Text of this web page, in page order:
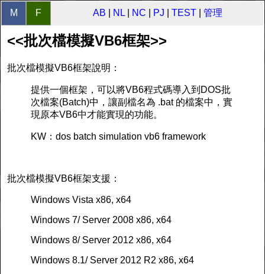
M F AB NL| NC PJ TEST 管理
<<批次檔模擬VB6框架>>
批次檔模擬VB6框架說明：
提供一個框架，可以將VB6程式碼導入到DOS批
次檔案(Batch)中，讓副檔名為 .bat 的檔案中，實
現原本VB6中才能實現的功能。
KW：dos batch simulation vb6 framework
批次檔模擬VB6框架支援：
Windows Vista x86, x64
Windows 7/ Server 2008 x86, x64
Windows 8/ Server 2012 x86, x64
Windows 8.1/ Server 2012 R2 x86, x64